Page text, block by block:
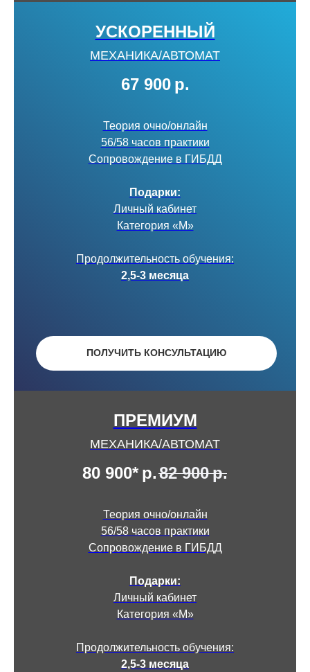
УСКОРЕННЫЙ
МЕХАНИКА/АВТОМАТ
67 900 р.
Теория очно/онлайн
56/58 часов практики
Сопровождение в ГИБДД
Подарки:
Личный кабинет
Категория «М»
Продолжительность обучения:
2,5-3 месяца
ПОЛУЧИТЬ КОНСУЛЬТАЦИЮ
ПРЕМИУМ
МЕХАНИКА/АВТОМАТ
80 900* р.82 900р.
Теория очно/онлайн
56/58 часов практики
Сопровождение в ГИБДД
Подарки:
Личный кабинет
Категория «М»
Продолжительность обучения:
2,5-3 месяца